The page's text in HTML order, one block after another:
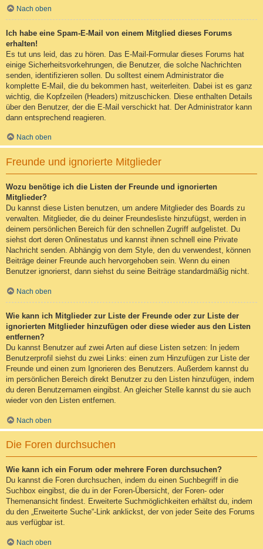
Nach oben
Ich habe eine Spam-E-Mail von einem Mitglied dieses Forums
erhalten!
Es tut uns leid, das zu hören. Das E-Mail-Formular dieses Forums hat
einige Sicherheitsvorkehrungen, die Benutzer, die solche Nachrichten
senden, identifizieren sollen. Du solltest einem Administrator die
komplette E-Mail, die du bekommen hast, weiterleiten. Dabei ist es ganz
wichtig, die Kopfzeilen (Headers) mitzuschicken. Diese enthalten Details
über den Benutzer, der die E-Mail verschickt hat. Der Administrator kann
dann entsprechend reagieren.
Nach oben
Freunde und ignorierte Mitglieder
Wozu benötige ich die Listen der Freunde und ignorierten
Mitglieder?
Du kannst diese Listen benutzen, um andere Mitglieder des Boards zu
verwalten. Mitglieder, die du deiner Freundesliste hinzufügst, werden in
deinem persönlichen Bereich für den schnellen Zugriff aufgelistet. Du
siehst dort deren Onlinestatus und kannst ihnen schnell eine Private
Nachricht senden. Abhängig von dem Style, den du verwendest, können
Beiträge deiner Freunde auch hervorgehoben sein. Wenn du einen
Benutzer ignorierst, dann siehst du seine Beiträge standardmäßig nicht.
Nach oben
Wie kann ich Mitglieder zur Liste der Freunde oder zur Liste der
ignorierten Mitglieder hinzufügen oder diese wieder aus den Listen
entfernen?
Du kannst Benutzer auf zwei Arten auf diese Listen setzen: In jedem
Benutzerprofil siehst du zwei Links: einen zum Hinzufügen zur Liste der
Freunde und einen zum Ignorieren des Benutzers. Außerdem kannst du
im persönlichen Bereich direkt Benutzer zu den Listen hinzufügen, indem
du deren Benutzernamen eingibst. An gleicher Stelle kannst du sie auch
wieder von den Listen entfernen.
Nach oben
Die Foren durchsuchen
Wie kann ich ein Forum oder mehrere Foren durchsuchen?
Du kannst die Foren durchsuchen, indem du einen Suchbegriff in die
Suchbox eingibst, die du in der Foren-Übersicht, der Foren- oder
Themenansicht findest. Erweiterte Suchmöglichkeiten erhältst du, indem
du den „Erweiterte Suche“-Link anklickst, der von jeder Seite des Forums
aus verfügbar ist.
Nach oben